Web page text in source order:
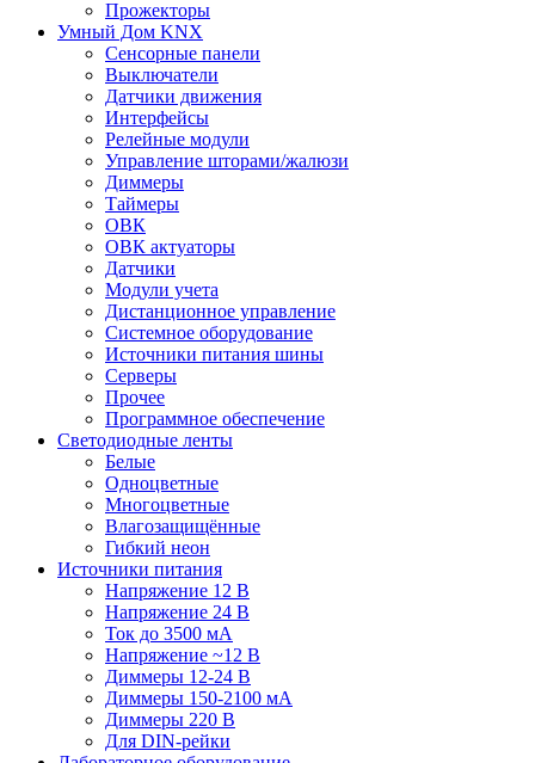
Прожекторы
Умный Дом KNX
Сенсорные панели
Выключатели
Датчики движения
Интерфейсы
Релейные модули
Управление шторами/жалюзи
Диммеры
Таймеры
ОВК
ОВК актуаторы
Датчики
Модули учета
Дистанционное управление
Системное оборудование
Источники питания шины
Серверы
Прочее
Программное обеспечение
Светодиодные ленты
Белые
Одноцветные
Многоцветные
Влагозащищённые
Гибкий неон
Источники питания
Напряжение 12 В
Напряжение 24 В
Ток до 3500 мА
Напряжение ~12 В
Диммеры 12-24 В
Диммеры 150-2100 мА
Диммеры 220 В
Для DIN-рейки